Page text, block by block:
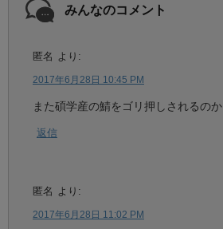
みんなのコメント
匿名 より:
2017年6月28日 10:45 PM
また碩学産の鯖をゴリ押しされるのか
返信
匿名 より:
2017年6月28日 11:02 PM